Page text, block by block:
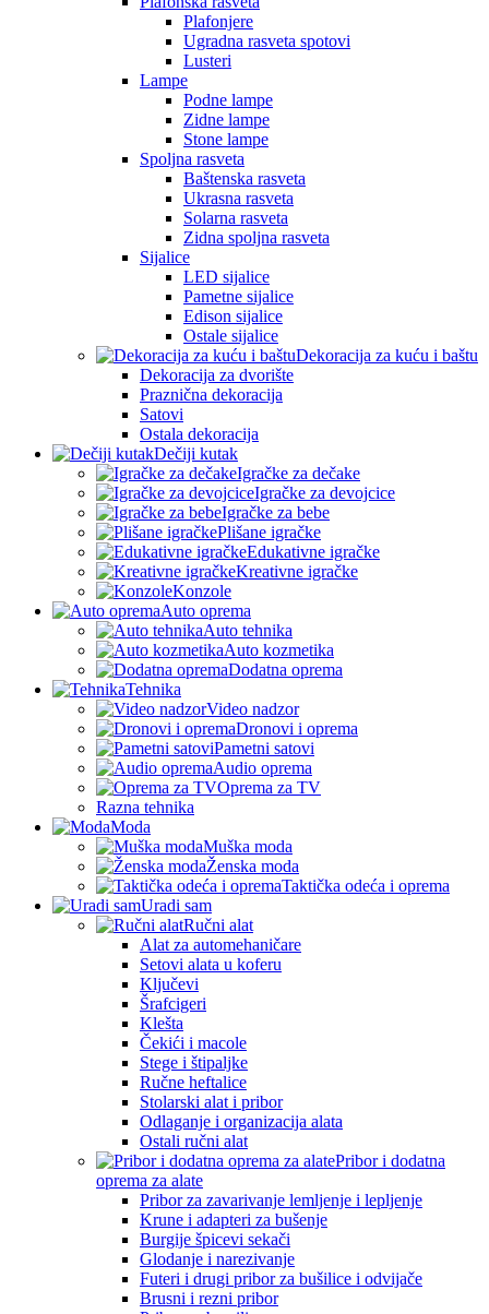
Plafonjere
Ugradna rasveta spotovi
Lusteri
Lampe
Podne lampe
Zidne lampe
Stone lampe
Spoljna rasveta
Baštenska rasveta
Ukrasna rasveta
Solarna rasveta
Zidna spoljna rasveta
Sijalice
LED sijalice
Pametne sijalice
Edison sijalice
Ostale sijalice
Dekoracija za kuću i baštu
Dekoracija za dvorište
Praznična dekoracija
Satovi
Ostala dekoracija
Dečiji kutak
Igračke za dečake
Igračke za devojcice
Igračke za bebe
Plišane igračke
Edukativne igračke
Kreativne igračke
Konzole
Auto oprema
Auto tehnika
Auto kozmetika
Dodatna oprema
Tehnika
Video nadzor
Dronovi i oprema
Pametni satovi
Audio oprema
Oprema za TV
Razna tehnika
Moda
Muška moda
Ženska moda
Taktička odeća i oprema
Uradi sam
Ručni alat
Alat za automehaničare
Setovi alata u koferu
Ključevi
Šrafcigeri
Klešta
Čekići i macole
Stege i štipaljke
Ručne heftalice
Stolarski alat i pribor
Odlaganje i organizacija alata
Ostali ručni alat
Pribor i dodatna
oprema za alate
Pribor za zavarivanje lemljenje i lepljenje
Krune i adapteri za bušenje
Burgije špicevi sekači
Glodanje i narezivanje
Futeri i drugi pribor za bušilice i odvijače
Brusni i rezni pribor